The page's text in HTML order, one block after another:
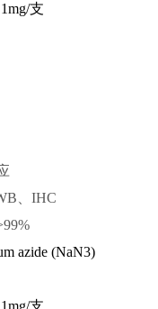
支
、IHC
azide (NaN3)
支